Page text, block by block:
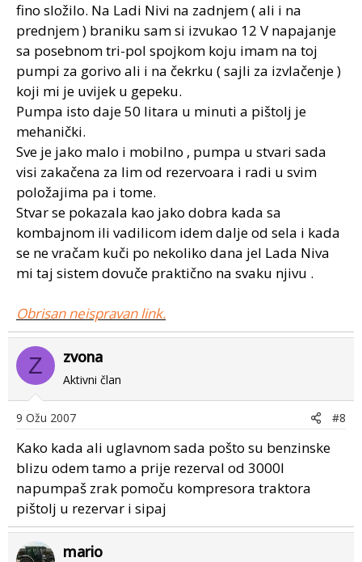
fino složilo. Na Ladi Nivi na zadnjem ( ali i na
prednjem ) braniku sam si izvukao 12 V napajanje
sa posebnom tri-pol spojkom koju imam na toj
pumpi za gorivo ali i na čekrku ( sajli za izvlačenje )
koji mi je uvijek u gepeku.
Pumpa isto daje 50 litara u minuti a pištolj je
mehanički.
Sve je jako malo i mobilno , pumpa u stvari sada
visi zakačena za lim od rezervoara i radi u svim
položajima pa i tome.
Stvar se pokazala kao jako dobra kada sa
kombajnom ili vadilicom idem dalje od sela i kada
se ne vračam kuči po nekoliko dana jel Lada Niva
mi taj sistem dovuče praktično na svaku njivu .
Obrisan neispravan link.
Z zvona
Aktivni član
9 Ožu 2007 #8
Kako kada ali uglavnom sada pošto su benzinske
blizu odem tamo a prije rezerval od 3000l
napumpaš zrak pomoču kompresora traktora
pištolj u rezervar i sipaj
mario